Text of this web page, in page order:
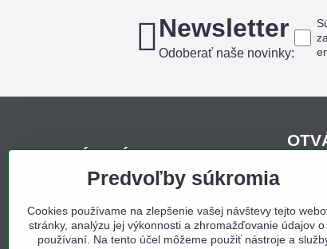
Newsletter
Odoberať naše novinky:
KDE NÁS NÁJDETE
Sídlo firmy, korešpondenčná adresa,
osobný odber:
Obchodný dom Bojná
Streda
Predvoľby súkromia
Cookies používame na zlepšenie vašej návštevy tejto
stránky, analýzu jej výkonnosti a zhromažďovanie údajov o
používaní. Na tento účel môžeme použiť nástroje a